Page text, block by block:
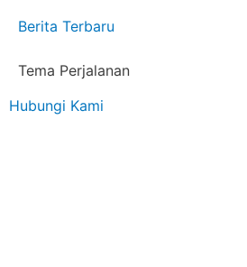
Berita Terbaru
Tema Perjalanan
Hubungi Kami